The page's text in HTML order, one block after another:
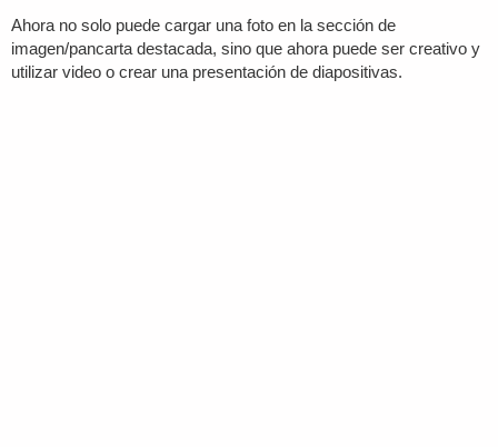
Ahora no solo puede cargar una foto en la sección de
imagen/pancarta destacada, sino que ahora puede ser creativo y
utilizar video o crear una presentación de diapositivas.